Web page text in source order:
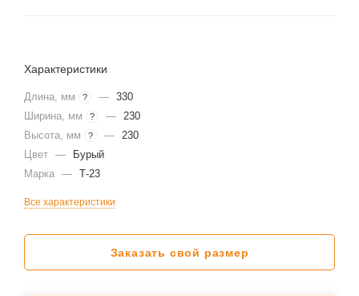
Характеристики
Длина, мм ? — 330
Ширина, мм
? — 230
Высота, мм
? — 230
Цвет —
Бурый
Марка — Т-23
Все характеристики
Заказать свой размер